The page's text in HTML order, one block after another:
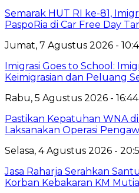
Semarak HUT RI ke-81,
PaspoRia di Car Free Day
Jumat, 7 Agustus 2026 -
Imigrasi Goes to School:
Keimigrasian dan Peluang
Rabu, 5 Agustus 2026 -
Pastikan Kepatuhan WNA
Laksanakan Operasi
Selasa, 4 Agustus 2026 -
Jasa Raharja Serahkan
Korban Kebakaran KM